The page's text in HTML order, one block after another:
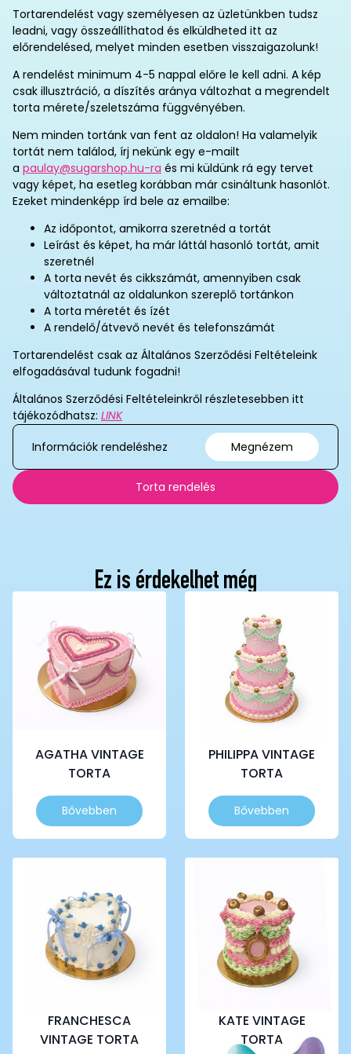
Tortarendelést vagy személyesen az üzletünkben tudsz
leadni, vagy összeállíthatod és elküldheted itt az
előrendelésed, melyet minden esetben visszaigazolunk!
A rendelést minimum 4-5 nappal előre le kell adni. A kép
csak illusztráció, a díszítés aránya változhat a megrendelt
torta mérete/szeletszáma függvényében.
Nem minden tortánk van fent az oldalon! Ha valamelyik
tortát nem találod, írj nekünk egy e-mailt
a paulay@sugarshop.hu-ra és mi küldünk rá egy tervet
vagy képet, ha esetleg korábban már csináltunk hasonlót.
Ezeket mindenképp írd bele az emailbe:
Az időpontot, amikorra szeretnéd a tortát
Leírást és képet, ha már láttál hasonló tortát, amit
szeretnél
A torta nevét és cikkszámát, amennyiben csak
változtatnál az oldalunkon szereplő tortánkon
A torta méretét és ízét
A rendelő/átvevő nevét és telefonszámát
Tortarendelést csak az Általános Szerződési Feltételeink
elfogadásával tudunk fogadni!
Általános Szerződési Feltételeinkről részletesebben itt
tájékozódhatsz: LINK
Információk rendeléshez
Megnézem
Torta rendelés
Ez is érdekelhet még
AGATHA VINTAGE
TORTA
Bővebben
Ennek
a
terméknek
változatok
termékoldalon
választhatók
PHILIPPA VINTAGE
TORTA
Bővebben
Ennek
a
terméknek
változatok
termékoldalon
választhatók
FRANCHESCA
VINTAGE TORTA
KATE VINTAGE
TORTA